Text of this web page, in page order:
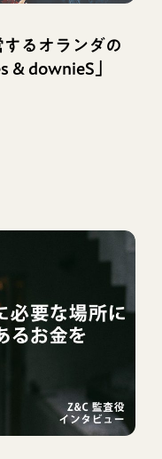
るオランダの
& downieS」